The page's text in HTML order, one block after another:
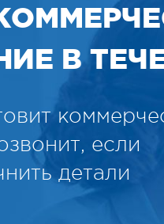
В
если
детали